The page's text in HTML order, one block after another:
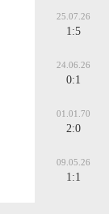
25.07.26
1:5
24.06.26
0:1
01.01.70
2:0
09.05.26
1:1